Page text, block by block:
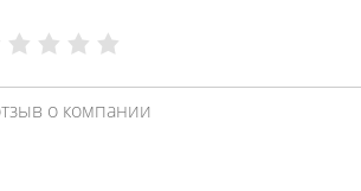
Отлично